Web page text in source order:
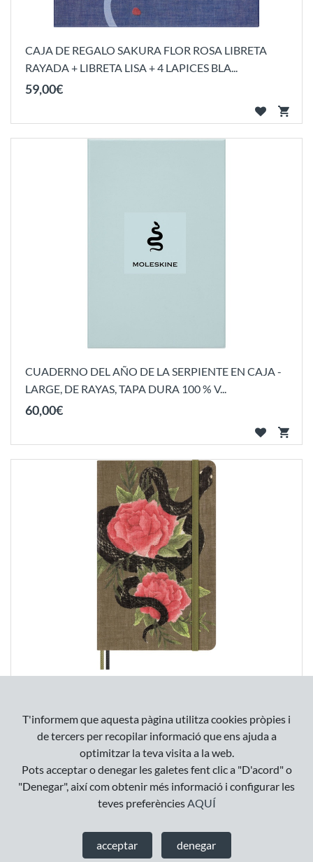
CAJA DE REGALO SAKURA FLOR ROSA LIBRETA
RAYADA + LIBRETA LISA + 4 LAPICES BLA...
59,00€
CUADERNO DEL AÑO DE LA SERPIENTE EN CAJA -
LARGE, DE RAYAS, TAPA DURA 100 % V...
60,00€
32,00€
T'informem que aquesta pàgina utilitza cookies pròpies i
de tercers per recopilar informació que ens ajuda a
optimitzar la teva visita a la web.
Pots acceptar o denegar les galetes fent clic a "D'acord" o
"Denegar", així com obtenir més informació i configurar les
teves preferènciesAQUÍ
acceptar denegar